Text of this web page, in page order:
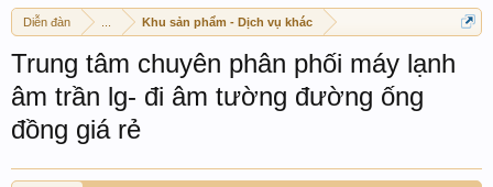
Diễn đàn Khu sản phẩm - Dịch vụ khác
Trung tâm chuyên phân phối máy lạnh
âm trần lg- đi âm tường đường ống
đồng giá rẻ